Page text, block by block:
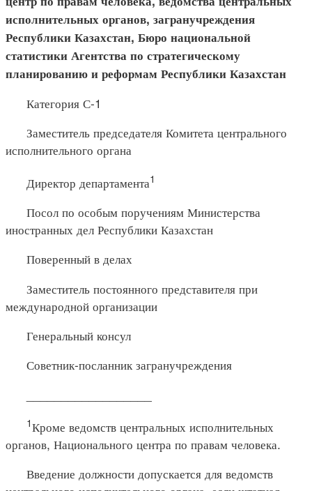
исполнительных органов, загранучреждения
Республики Казахстан, Бюро национальной
статистики Агентства по стратегическому
планированию и реформам Республики Казахстан
Категория С-1
Заместитель председателя Комитета центрального
исполнительного органа
Директор департамента1
Посол по особым поручениям Министерства
иностранных дел Республики Казахстан
Поверенный в делах
Заместитель постоянного представителя при
международной организации
Генеральный консул
Советник-посланник загранучреждения
1Кроме ведомств центральных исполнительных
органов, Национального центра по правам человека.
Введение должности допускается для ведомств